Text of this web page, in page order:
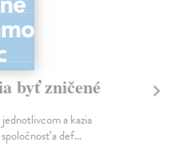
byť zničené
a kazia
a def...